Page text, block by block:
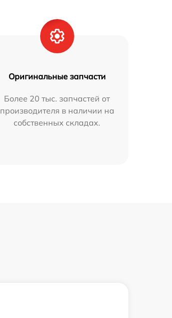
Оригинальные запчасти
Более 20 тыс. запчастей от
производителя в наличии на
собственных складах.